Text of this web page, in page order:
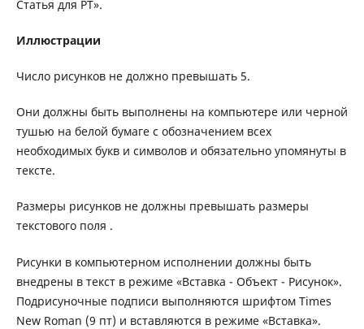
Статья для РТ».
Иллюстрации
Число рисунков не должно превышать 5.
Они должны быть выполнены на компьютере или черной
тушью на белой бумаге с обозначением всех
необходимых букв и символов и обязательно упомянуты в
тексте.
Размеры рисунков не должны превышать размеры
текстового поля .
Рисунки в компьютерном исполнении должны быть
внедрены в текст в режиме «Вставка - Объект - Рисунок».
Подрисуночные подписи выполняются шрифтом Times
New Roman (9 пт) и вставляются в режиме «Вставка».